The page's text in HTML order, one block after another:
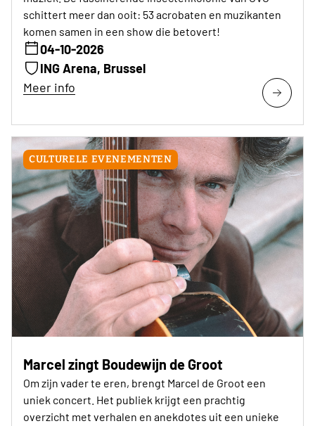
schittert meer dan ooit: 53 acrobaten en muzikanten
komen samen in een show die betovert!
04-10-2026
ING Arena, Brussel
Meer info
CULTURELE EVENEMENTEN
Marcel zingt Boudewijn de Groot
Om zijn vader te eren, brengt Marcel de Groot een
uniek concert. Het publiek krijgt een prachtig
overzicht met verhalen en anekdotes uit een unieke